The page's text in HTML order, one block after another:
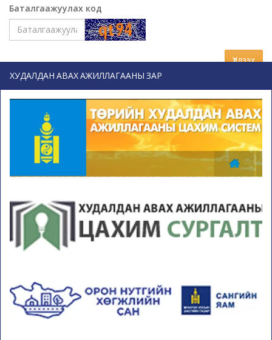
Баталгаажуулах код
Үлдээх
ХУДАЛДАН АВАХ АЖИЛЛАГААНЫ ЗАР